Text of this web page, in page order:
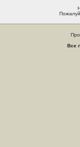
Все